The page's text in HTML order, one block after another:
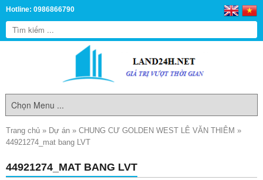
Hotline: 0986866790
Trang chủ » Dự án » CHUNG CƯ GOLDEN WEST LÊ VĂN THIÊM »
44921274_mat bang LVT
44921274_MAT BANG LVT